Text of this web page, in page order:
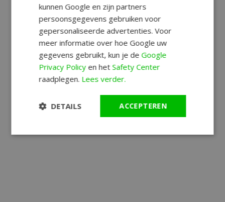
kunnen Google en zijn partners
persoonsgegevens gebruiken voor
gepersonaliseerde advertenties. Voor
meer informatie over hoe Google uw
gegevens gebruikt, kun je deGoogle
Privacy Policyen hetSafety Center
raadplegen. Lees verder.
ACCEPTEREN
DETAILS